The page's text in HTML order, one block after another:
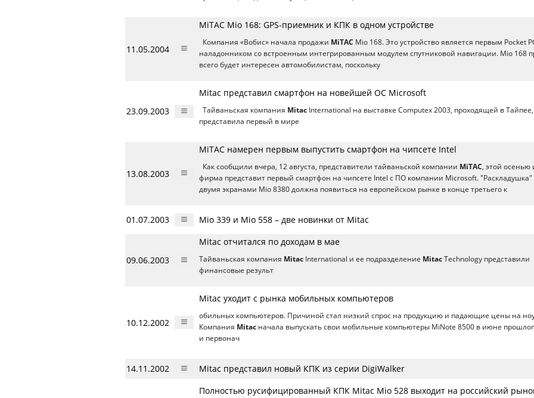
11.05.2004
MiTAC Mio 168: GPS-приемник и КПК в одном устройстве
Компания «Вобис» начала продажи MiTAC Mio 168. Это устройство является первым Pocket
наладонником со встроенным интегрированным модулем спутниковой навигации. Mio 168
всего будет интересен автомобилистам, поскольку
23.09.2003
Mitac представил смартфон на новейшей ОС Microsoft
Тайваньская компания Mitac International на выставке Computex 2003, проходящей в Тайпее,
представила первый в мире
13.08.2003
MiTAC намерен первым выпустить смартфон на чипсете Intel
Как сообщили вчера, 12 августа, представители тайваньской компании MiTAC, этой осенью
фирма представит первый смартфон на чипсете Intel с ПО компании Microsoft. "Раскладушка"
двумя экранами Mio 8380 должна появиться на европейском рынке в конце третьего к
01.07.2003 Mio 339 и Mio 558 – две новинки от Mitac
09.06.2003
Mitac отчитался по доходам в мае
Тайваньская компания Mitac International и ее подразделение Mitac Technology представили
финансовые результ
10.12.2002
Mitac уходит с рынка мобильных компьютеров
обильных компьютеров. Причиной стал низкий спрос на продукцию и падающие цены на
Компания Mitac начала выпускать свои мобильные компьютеры MiNote 8500 в июне
и первонач
14.11.2002 Mitac представил новый КПК из серии DigiWalker
Полностью русифицированный КПК Mitac Mio 528 выходит на российский